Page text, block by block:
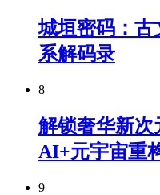
城垣密码：古
系解码录
8
解锁奢华新
AI+元宇宙重
9